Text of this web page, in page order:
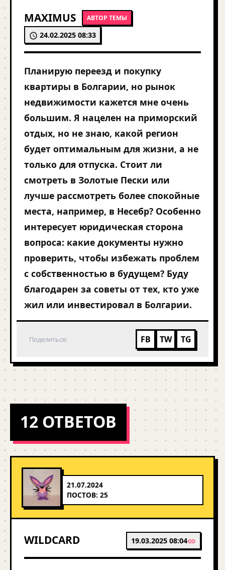
MAXIMUS АВТОР ТЕМЫ
24.02.2025 08:33
Планирую переезд и покупку
квартиры в Болгарии, но рынок
недвижимости кажется мне очень
большим. Я нацелен на приморский
отдых, но не знаю, какой регион
будет оптимальным для жизни, а не
только для отпуска. Стоит ли
смотреть в Золотые Пески или
лучше рассмотреть более спокойные
места, например, в Несебр? Особенно
интересует юридическая сторона
вопроса: какие документы нужно
проверить, чтобы избежать проблем
с собственностью в будущем? Буду
благодарен за советы от тех, кто уже
жил или инвестировал в Болгарии.
Поделиться: FB TW TG
12 ОТВЕТОВ
21.07.2024
ПОСТОВ: 25
WILDCARD 19.03.2025 08:04